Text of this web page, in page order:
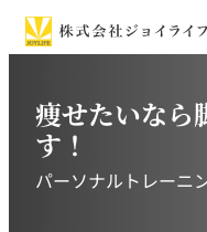
痩せたいなら
す！
パーソナルトレーニ